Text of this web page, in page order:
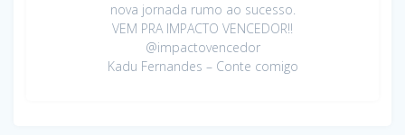
nova jornada rumo ao sucesso.
VEM PRA IMPACTO VENCEDOR!!
@impactovencedor
Kadu Fernandes – Conte comigo